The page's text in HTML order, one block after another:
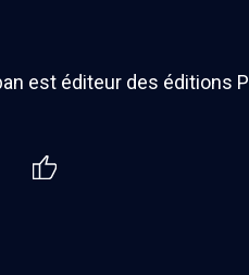
est éditeur des éditions